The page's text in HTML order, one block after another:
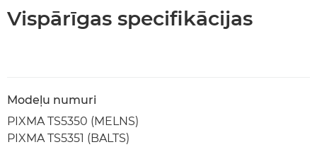
Vispārīgas specifikācijas
Modeļu numuri
PIXMA TS5350 (MELNS)
PIXMA TS5351 (BALTS)